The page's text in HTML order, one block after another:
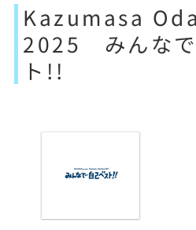
Kazumasa
2025 みんなで
ト!!